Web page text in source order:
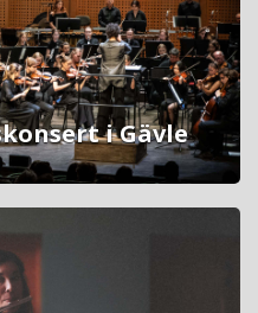
i Gävle